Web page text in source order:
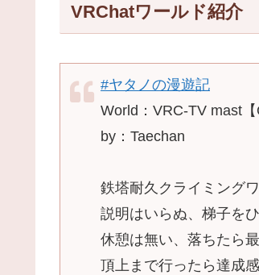
VRChatワールド紹介
#ヤタノの漫遊記
World：VRC-TV mast【
by：Taechan
鉄塔耐久クライミング
説明はいらぬ、梯子を
休憩は無い、落ちたら
頂上まで行ったら達成